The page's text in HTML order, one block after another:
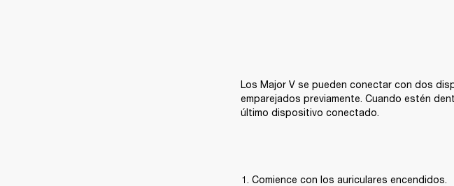
Los Major V se pueden conectar con dos
emparejados previamente. Cuando estén
último dispositivo conectado.
Comience con los auriculares encendidos.